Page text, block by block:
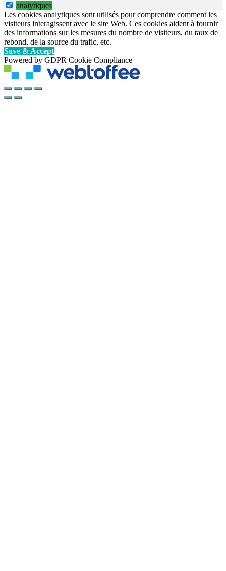
analytiques
Les cookies analytiques sont utilisés pour comprendre comment les
visiteurs interagissent avec le site Web. Ces cookies aident à fournir
des informations sur les mesures du nombre de visiteurs, du taux de
rebond, de la source du trafic, etc.
Save & Accept
Powered by GDPR Cookie Compliance